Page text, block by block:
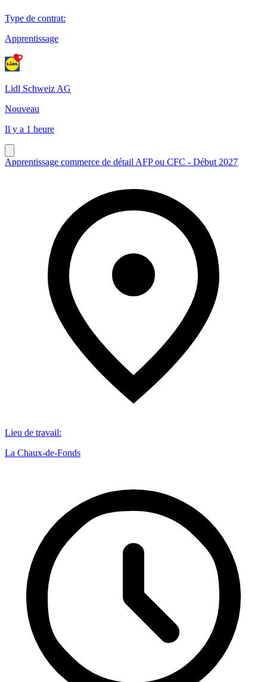
Type de contrat:
Apprentissage
Lidl Schweiz AG
Nouveau
Il y a 1 heure
Apprentissage commerce de détail AFP ou CFC - Début 2027
Lieu de travail:
La Chaux-de-Fonds